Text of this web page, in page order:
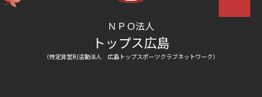
ＮＰＯ法人
トップス広島
（特定非営利活動法人 広島トップスポーツクラブネットワーク）